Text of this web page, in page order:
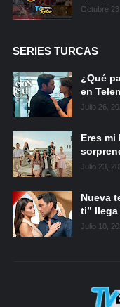
Octubre
SERIES TURCAS
¿Qué
en
Julio 26,
Eres mi
Julio 23,
Nueva
ti” llega
Julio 10,